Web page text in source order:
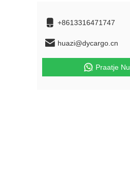
+8613316471747
huazi@dycargo.cn
Praatje Nu